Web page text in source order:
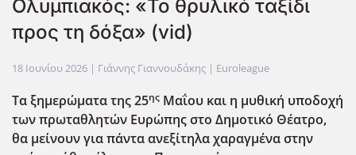
Ολυμπιακός: «Το θρυλικό ταξίδι
προς τη δόξα» (vid)
18 Ιουνίου 2026 | Γιάννης Γιαννουδάκης | Euroleague
Τα ξημερώματα της 25ης Μαΐου και η μυθική υποδοχή
των πρωταθλητών Ευρώπης στο Δημοτικό Θέατρο,
θα μείνουν για πάντα ανεξίτηλα χαραγμένα στην